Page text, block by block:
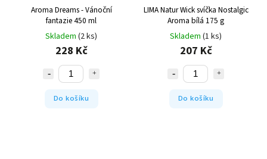
Aroma Dreams - Vánoční
fantazie 450 ml
Skladem (2 ks)
228 Kč
Do košíku
LIMA Natur Wick svíčka Nostalgic
Aroma bílá 175 g
Skladem (1 ks)
207 Kč
Do košíku